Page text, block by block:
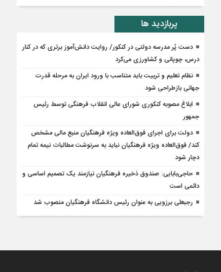
پربازدید ها
دست پُر مدرسه دولتی در کنکور/ روایت دانش‌آموز برتری که در کنار
درس، چوپانی و کشاورزی می‌کرد
نظام تعلیم و تربیت باید متناسب با ورود ایران به مرحله قدرت
جهانی بازطراحی شود
ابلاغ مصوبه کنکوری شورای عالی انقلاب فرهنگی توسط رئیس
جمهور
دولت برای اجرای فوق‌العاده ویژه فرهنگیان منبع مالی مشخص
کند/ فوق‌العاده ویژه فرهنگیان نباید به سرنوشت مطالبات نیمه‌ تمام
دچار شود
حاجی‌بابایی: صندوق ذخیره فرهنگیان نیازمند یک تصمیم اساسی و
دائمی است
رجبعلی برزویی به عنوان رئیس دانشگاه فرهنگیان منصوب شد